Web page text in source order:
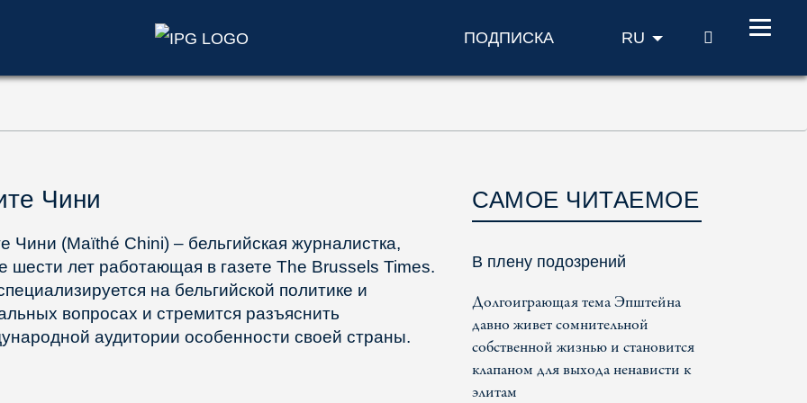
ПОДПИСКА RU ПОИСК
Чини
Чини (Maïthé Chini) – бельгийская журналистка,
шести лет работающая в газете The Brussels Times.
на бельгийской политике и
вопросах и стремится разъяснить
аудитории особенности своей страны.
САМОЕ ЧИТАЕМОЕ
В плену подозрений
Долгоиграющая тема Эпштейна
давно живет сомнительной
собственной жизнью и становится
клапаном для выхода ненависти к
элитам